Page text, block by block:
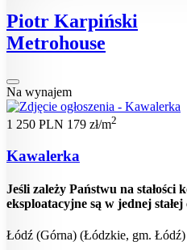
Piotr Karpiński
Metrohouse
Na wynajem
1 250 PLN 179 zł/m2
Kawalerka
Jeśli zależy Państwu na stałości
eksploatacyjne są w jednej
Łódź (Górna) (Łódzkie, gm. Łódź)